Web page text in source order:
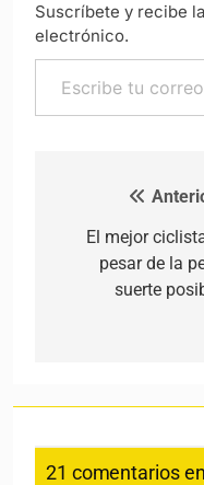
Suscríbete y recibe
electrónico.
Escribe tu correo
El mejor
pesar de la
suerte
21 comentarios en